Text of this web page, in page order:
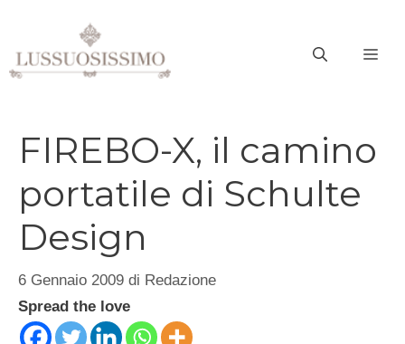
contenuto
FIREBO-X, il camino
portatile di Schulte
Design
6 Gennaio 2009 di Redazione
Spread the love